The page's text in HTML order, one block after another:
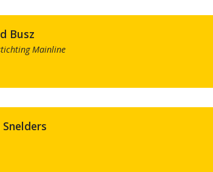
Busz
Mainline
Snelders